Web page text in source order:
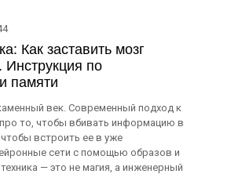
Как заставить мозг
Инструкция по
памяти
век. Современный подход к
то, чтобы вбивать информацию в
встроить ее в уже
сети с помощью образов и
— это не магия, а инженерный